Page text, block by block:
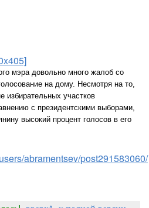
мэра довольно много жалоб со
на дому. Несмотря на то,
избирательных участков
с президентскими выборами,
высокий процент голосов в его
abramentsev/post291583060/